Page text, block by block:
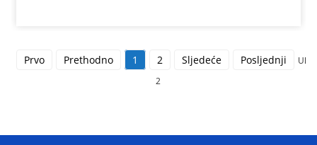
Prvo Prethodno 1 2 Sljedeće Posljednji
2